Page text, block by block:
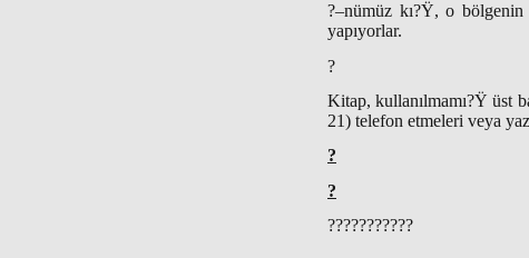
?–nümüz kı?Ÿ, o
yapıyorlar.
?
Kitap, kullanılmamı?Ÿ üst
21) telefon etmeleri veya
?
?
???????????